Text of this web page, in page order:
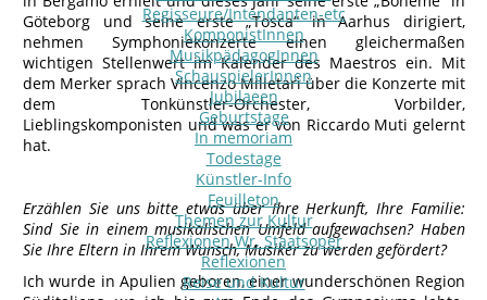
Regisseure/Intendanten-etc
KomponistInnen
MusikpädagogInnen
SchauspielerInnen
Jubilaeen
Geburtstage
In memoriam
Todestage
Künstler-Info
Feuilleton
Themen zur Kultur
Reflexionen Wr. Staatsoper
Reflexionen
Reise und Kultur
Göteborg und seine erste „Tosca“ in Aarhus dirigiert,
nehmen Symphoniekonzerte einen gleichermaßen
wichtigen Stellenwert im Kalender des Maestros ein. Mit
dem Merker sprach Vincenzo Milletarì über die Konzerte mit
dem Tonkünstler-Orchester, Vorbilder,
Lieblingskomponisten und was er von Riccardo Muti gelernt
hat.
Erzählen Sie uns bitte etwas über Ihre Herkunft, Ihre Familie:
Sind Sie in einem musikalischen Umfeld aufgewachsen? Haben
Sie Ihre Eltern in Ihrem Wunsch, Musiker zu werden gefördert?
Ich wurde in Apulien geboren, einer wunderschönen Region